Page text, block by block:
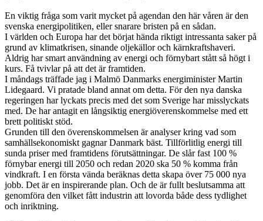
En viktig fråga som varit mycket på agendan den här våren är den
svenska energipolitiken, eller snarare bristen på en sådan.
I världen och Europa har det börjat hända riktigt intressanta saker på
grund av klimatkrisen, sinande oljekällor och kärnkraftshaveri.
Aldrig har smart användning av energi och förnybart stått så högt i
kurs. Få tvivlar på att det är framtiden.
I måndags träffade jag i Malmö Danmarks energiminister Martin
Lidegaard. Vi pratade bland annat om detta. För den nya danska
regeringen har lyckats precis med det som Sverige har misslyckats
med. De har antagit en långsiktig energiöverenskommelse med ett
brett politiskt stöd.
Grunden till den överenskommelsen är analyser kring vad som
samhällsekonomiskt gagnar Danmark bäst. Tillförlitlig energi till
sunda priser med framtidens förutsättningar. De slår fast 100 %
förnybar energi till 2050 och redan 2020 ska 50 % komma från
vindkraft. I en första vända beräknas detta skapa över 75 000 nya
jobb. Det är en inspirerande plan. Och de är fullt beslutsamma att
genomföra den vilket fått industrin att lovorda både dess tydlighet
och inriktning.